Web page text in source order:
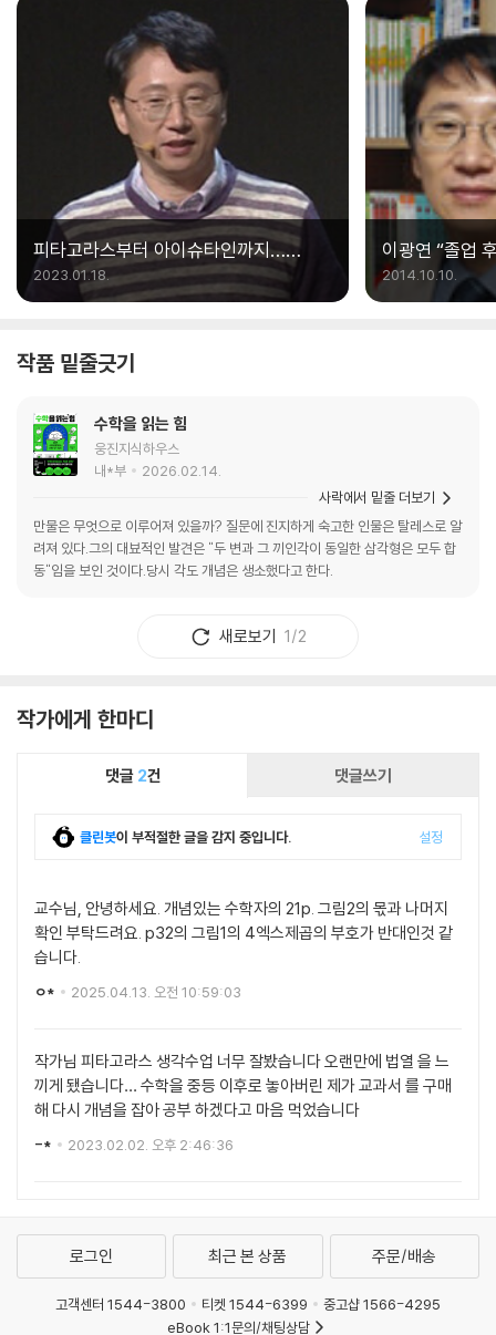
국 자연의 원리를 수학화하고 모든 학문의 기둥으
로 자리매김한 학문이다. 그리고 이 책은 그 흐름
의 논리와 엄밀함을 명료하게 소개했다. 이 책의
흐름을 자연스레 따라만 가도 생소한 수학을 다시
볼 수 있을 뿐만 아니라 수학 속 개념을 온전히 이
해하는 계기가 될 것이다.
피타고라스부터 아이슈타인까지…
수학자의 생각 지도
2023.01.18.
이광연 “졸업
하는 이유”
2014.10.10.
작품 밑줄긋기
수학을 읽는 힘
웅진지식하우스
내*부
2026.02.14.
만물은 무엇으로 이루어져 있을까? 질문에 진지하게 숙고한 인물은 탈레스로 알
려져 있다.그의 대뵤적인 발견은 "두 변과 그 끼인각이 동일한 삼각형은 모두 합
동"임을 보인 것이다.당시 각도 개념은 생소했다고 한다.
사락에서 밑줄 더보기
새로보기 1/2
작가에게 한마디
댓글 2건 댓글쓰기
클린봇이 부적절한 글을 감지 중입니다. 설정
교수님, 안녕하세요. 개념있는 수학자의 21p. 그림2의 몫과 나머지
확인 부탁드려요. p32의 그림1의 4엑스제곱의 부호가 반대인것 같
습니다.
ㅇ* 2025.04.13. 오전 10:59:03
작가님 피타고라스 생각수업 너무 잘봤습니다 오랜만에 법열 을 느
끼게 됐습니다… 수학을 중등 이후로 놓아버린 제가 교과서 를 구매
해 다시 개념을 잡아 공부 하겠다고 마음 먹었습니다
-* 2023.02.02. 오후 2:46:36
로그인 최근 본 상품 주문/배송
고객센터 1544-3800 티켓 1544-6399
중고샵 1566-4295
eBook 1:1문의/채팅상담